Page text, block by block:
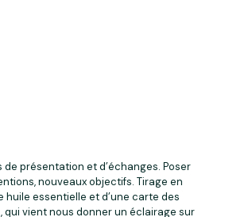
de présentation et d’échanges. Poser
nouveaux objectifs. Tirage en
huile essentielle et d’une carte des
qui vient nous donner un éclairage sur